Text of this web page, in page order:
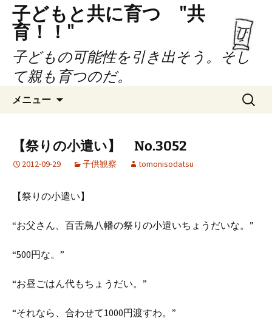
子どもと共に育つ "共
育！！"
子どもの可能性を引き出そう。そし
て親も育つのだ。
メニュー
ツ
キ
プ
検
索:
【祭りの小遣い】 No.3052
2012-09-29 子供観察 tomonisodatsu
【祭りの小遣い】
“お父さん、百舌鳥八幡の祭りの小遣いちょうだいな。”
“500円な。”
“お昼ごはん代もちょうだい。”
“それなら、合わせて1000円渡すわ。”